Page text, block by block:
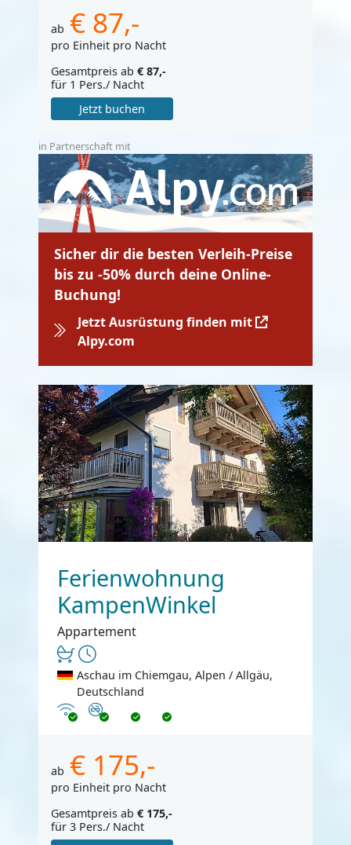
ab € 87,-
pro Einheit pro Nacht
Gesamtpreis ab € 87,-
für 1 Pers./ Nacht
Jetzt buchen
in Partnerschaft mit
Sicher dir die besten Verleih-Preise
bis zu -50% durch deine Online-
Buchung!
Jetzt Ausrüstung finden mit
Alpy.com
Ferienwohnung
KampenWinkel
Appartement
Aschau im Chiemgau, Alpen / Allgäu,
Deutschland
InternetNichtraucher
ab € 175,-
pro Einheit pro Nacht
Gesamtpreis ab € 175,-
für 3 Pers./ Nacht